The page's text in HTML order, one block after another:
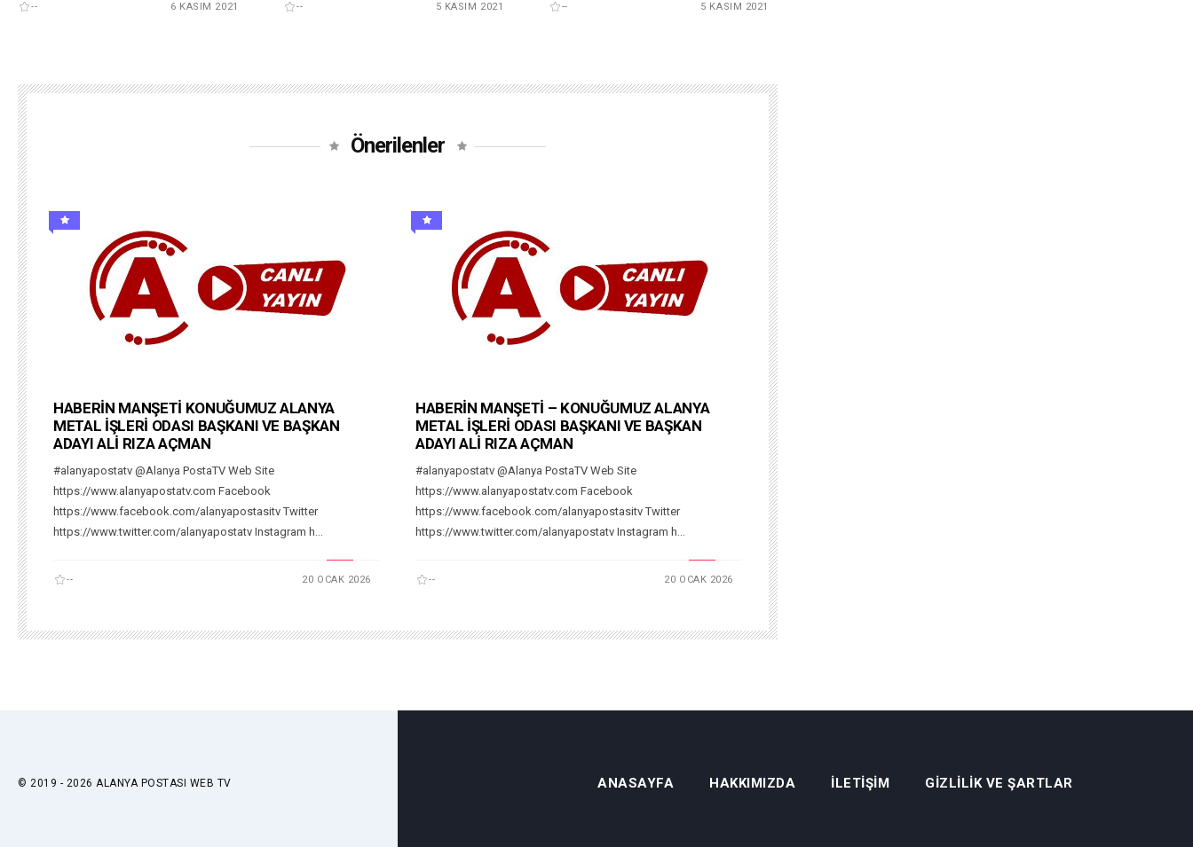
-- 6 KASIM 2021 -- 5 KASIM 2021 -- 5 KASIM 2021
Önerilenler
HABERİN MANŞETİ KONUĞUMUZ ALANYA
METAL İŞLERİ ODASI BAŞKANI VE BAŞKAN
ADAYI ALİ RIZA AÇMAN
#alanyapostatv @Alanya PostaTV Web Site
https://www.alanyapostatv.com Facebook
https://www.facebook.com/alanyapostasitv Twitter
https://www.twitter.com/alanyapostatv Instagram h...
-- 20 OCAK 2026
HABERİN MANŞETİ – KONUĞUMUZ ALANYA
METAL İŞLERİ ODASI BAŞKANI VE BAŞKAN
ADAYI ALİ RIZA AÇMAN
#alanyapostatv @Alanya PostaTV Web Site
https://www.alanyapostatv.com Facebook
https://www.facebook.com/alanyapostasitv Twitter
https://www.twitter.com/alanyapostatv Instagram h...
-- 20 OCAK 2026
© 2019 - 2026 ALANYA POSTASI WEB TV ANASAYFA HAKKIMIZDA İLETIŞIM GIZLILIK VE ŞARTLAR